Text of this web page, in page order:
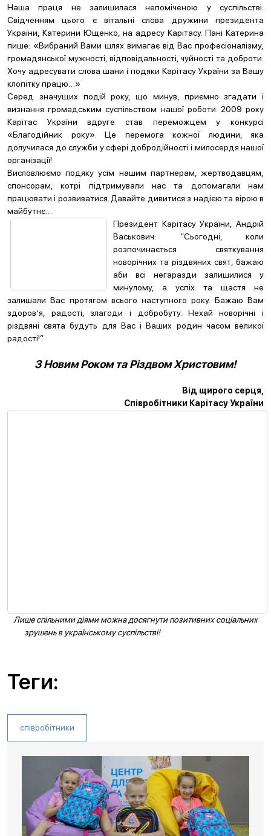
Наша праця не залишилася непоміченою у суспільстві.
Свідченням цього є вітальні слова дружини президента
України, Катерини Ющенко, на адресу Карітасу. Пані Катерина
пише: «Вибраний Вами шлях вимагає від Вас професіоналізму,
громадянської мужності, відповідальності, чуйності та доброти.
Хочу адресувати слова шани і подяки Карітасу України за Вашу
клопітку працю…»
Серед значущих подій року, що минув, приємно згадати і
визнання громадським суспільством нашої роботи. 2009 року
Карітас України вдруге став переможцем у конкурсі
«Благодійник року». Це перемога кожної людини, яка
долучилася до служби у сфері добродійності і милосердя нашої
організації!
Висловлюємо подяку усім нашим партнерам, жертводавцям,
спонсорам, котрі підтримували нас та допомагали нам
працювати і розвиватися. Давайте дивитися з надією та вірою в
майбутнє…
Президент Карітасу України, Андрій
Васькович: “Сьогодні, коли
розпочинається святкування
новорічних та різдвяних свят, бажаю
аби всі негаразди залишилися у
минулому, а успіх та щастя не
залишали Вас протягом всього наступного року. Бажаю Вам
здоров’я, радості, злагоди і добробуту. Нехай новорічні і
різдвяні свята будуть для Вас і Ваших родин часом великої
радості!”
З Новим Роком та Різдвом Христовим!
Від щирого серця,
Співробітники Карітасу України
Лише спільними діями можна досягнути позитивних соціальних
зрушень в українському суспільстві!
Теги:
співробітники